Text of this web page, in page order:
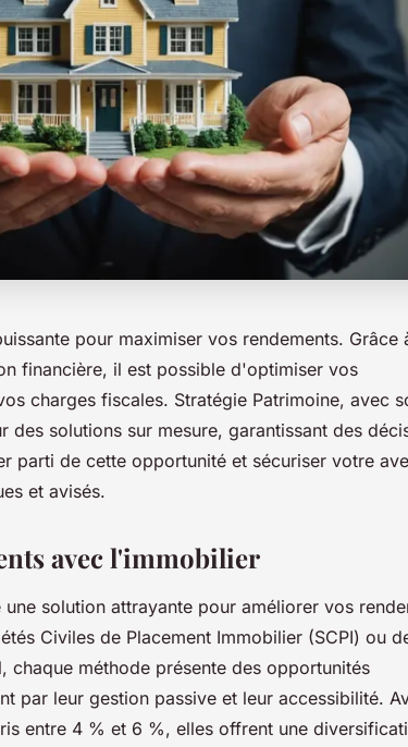
pour maximiser vos rendements. Grâce
financière, il est possible d'optimiser vos
charges fiscales. Stratégie Patrimoine, avec
des solutions sur mesure, garantissant des
parti de cette opportunité et sécuriser votre
et avisés.
avec l'immobilier
solution attrayante pour améliorer vos
Civiles de Placement Immobilier (SCPI) ou
chaque méthode présente des opportunités
par leur gestion passive et leur accessibilité.
entre 4 % et 6 %, elles offrent une